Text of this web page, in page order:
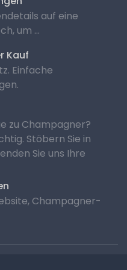
Momente des
Abend, eine Party
Event. Die
Textur und die feinen
zur idealen
Champagner-
von
Jahrgangs zu bewahren,
Champagner unter
geschützt vor
Servieren Sie den
auf eine
um ...
Kauf
Einfache
zu Champagner?
Stöbern Sie in
Sie uns Ihre
Champagner-